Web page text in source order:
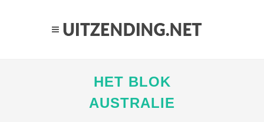
HET BLOK
AUSTRALIE